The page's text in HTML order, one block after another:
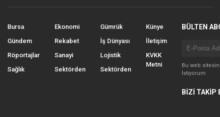
Bursa
Gündem
Röportajlar
Sağlık
Ekonomi
Rekabet
Sanayi
Sektörden
Gümrük
İş Dünyası
Lojistik
Sektörden
Künye
İletişim
KVKK
Metni
BÜLTEN
Bu web
İstiyorum
BİZİ TAKİP